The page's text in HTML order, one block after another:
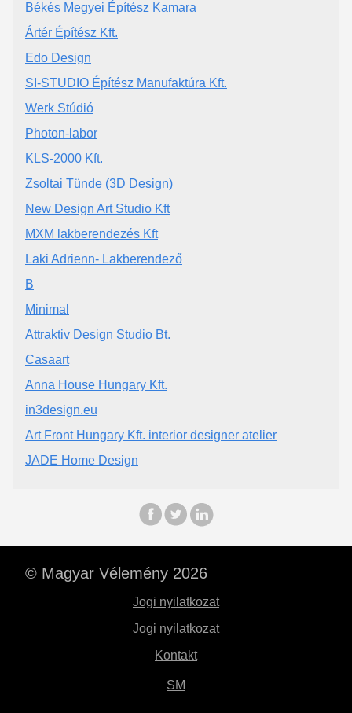
Békés Megyei Építész Kamara
Ártér Építész Kft.
Edo Design
SI-STUDIO Építész Manufaktúra Kft.
Werk Stúdió
Photon-labor
KLS-2000 Kft.
Zsoltai Tünde (3D Design)
New Design Art Studio Kft
MXM lakberendezés Kft
Laki Adrienn- Lakberendező
B
Minimal
Attraktiv Design Studio Bt.
Casaart
Anna House Hungary Kft.
in3design.eu
Art Front Hungary Kft. interior designer atelier
JADE Home Design
© Magyar Vélemény 2026
Jogi nyilatkozat
Jogi nyilatkozat
Kontakt
SM